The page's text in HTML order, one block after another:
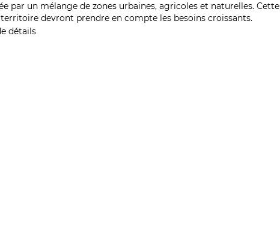
par un mélange de zones urbaines, agricoles et naturelles. Cette
devront prendre en compte les besoins croissants.
détails